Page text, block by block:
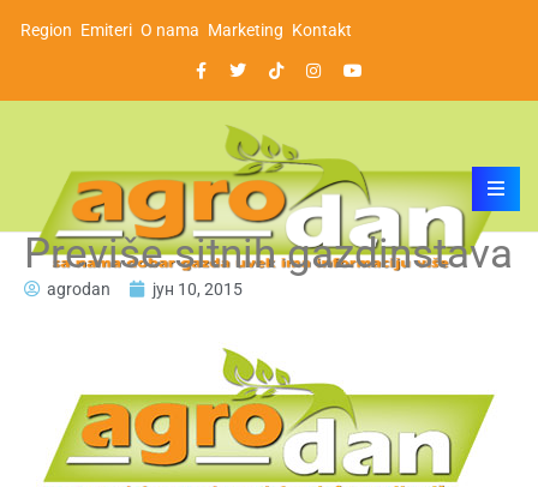
Region Emiteri O nama Marketing Kontakt
Previše sitnih gazdinstava
agrodan јун 10, 2015